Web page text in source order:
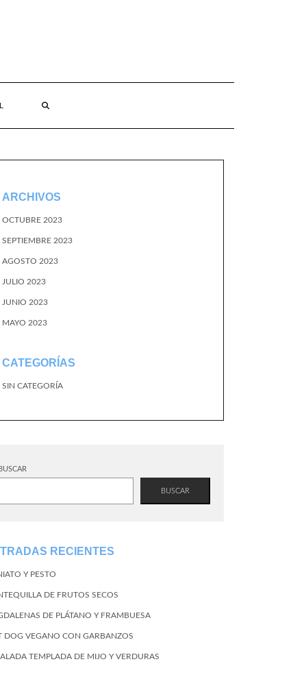
ARCHIVOS
OCTUBRE 2023
SEPTIEMBRE 2023
AGOSTO 2023
JULIO 2023
JUNIO 2023
MAYO 2023
CATEGORÍAS
SIN CATEGORÍA
BUSCAR
BUSCAR
RECIENTES
Y PESTO
DE FRUTOS SECOS
DE PLÁTANO Y FRAMBUESA
DOG VEGANO CON GARBANZOS
TEMPLADA DE MIJO Y VERDURAS